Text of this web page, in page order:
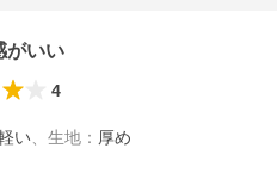
がいい
4
い 生地 ： 厚め